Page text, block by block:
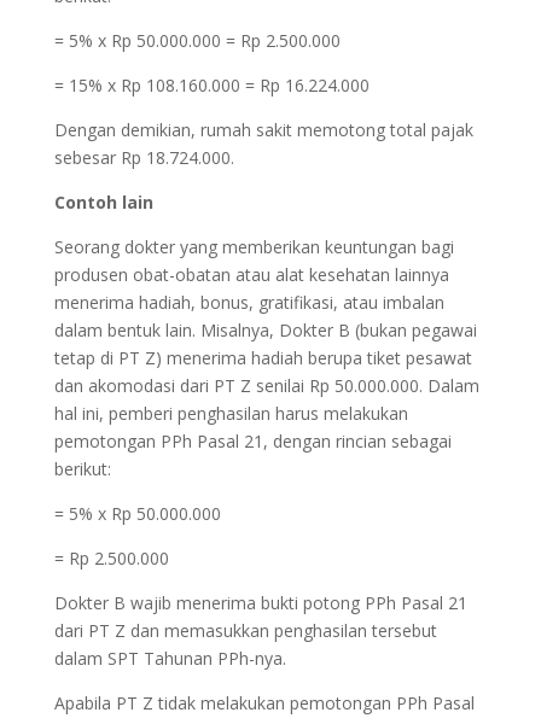
= 5% x Rp 50.000.000 = Rp 2.500.000
= 15% x Rp 108.160.000 = Rp 16.224.000
Dengan demikian, rumah sakit memotong total pajak
sebesar Rp 18.724.000.
Contoh lain
Seorang dokter yang memberikan keuntungan bagi
produsen obat-obatan atau alat kesehatan lainnya
menerima hadiah, bonus, gratifikasi, atau imbalan
dalam bentuk lain. Misalnya, Dokter B (bukan pegawai
tetap di PT Z) menerima hadiah berupa tiket pesawat
dan akomodasi dari PT Z senilai Rp 50.000.000. Dalam
hal ini, pemberi penghasilan harus melakukan
pemotongan PPh Pasal 21, dengan rincian sebagai
berikut:
= 5% x Rp 50.000.000
= Rp 2.500.000
Dokter B wajib menerima bukti potong PPh Pasal 21
dari PT Z dan memasukkan penghasilan tersebut
dalam SPT Tahunan PPh-nya.
Apabila PT Z tidak melakukan pemotongan PPh Pasal